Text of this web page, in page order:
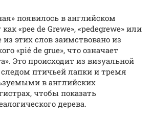
появилось в английском
«pee de Grewe», «pedegrewe» или
из этих слов заимствовано из
«pié de grue», что означает
Это происходит из визуальной
птичьей лапки и тремя
в английских
чтобы показать
дерева.